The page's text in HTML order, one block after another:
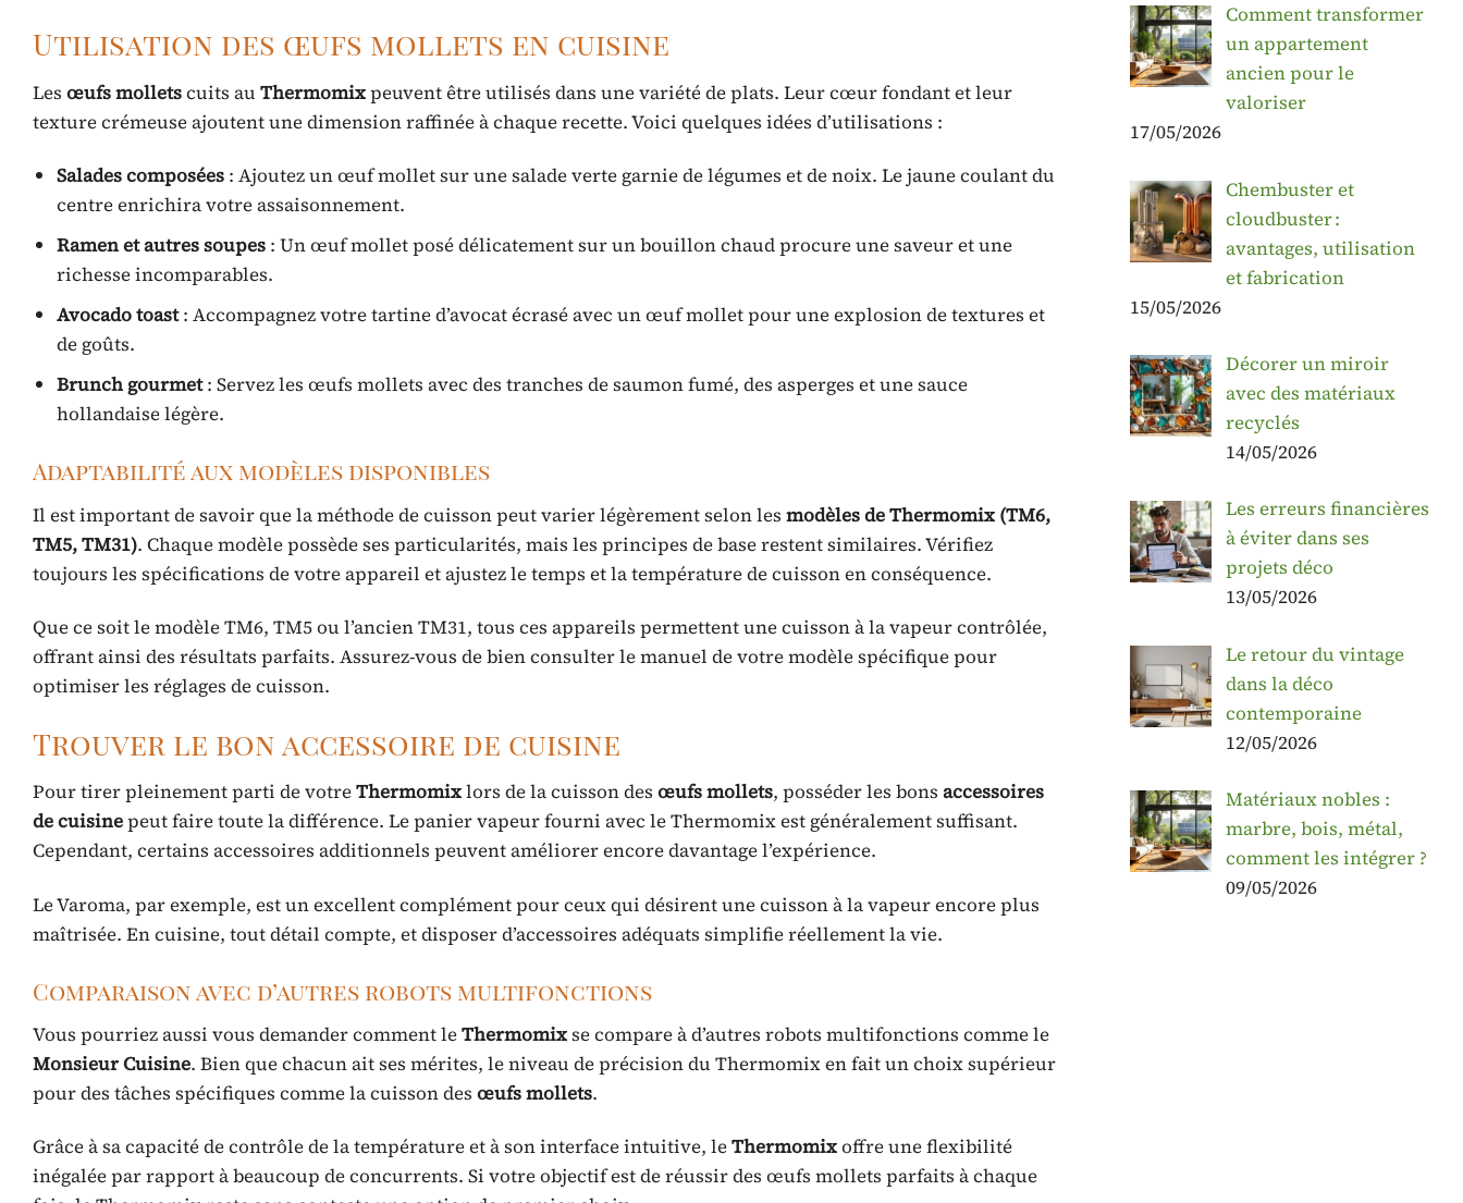
Utilisation des œufs mollets en cuisine
Les œufs molletscuits au Thermomixpeuvent être utilisés dans une variété de plats. Leur cœur fondant et leur
texture crémeuse ajoutent une dimension raffinée à chaque recette. Voici quelques idées d’utilisations :
Salades composées : Ajoutez un œuf mollet sur une salade verte garnie de légumes et de noix. Le jaune coulant du
centre enrichira votre assaisonnement.
Ramen et autres soupes : Un œuf mollet posé délicatement sur un bouillon chaud procure une saveur et une
richesse incomparables.
Avocado toast: Accompagnez votre tartine d’avocat écrasé avec un œuf mollet pour une explosion de textures et
de goûts.
Brunch gourmet: Servez les œufs mollets avec des tranches de saumon fumé, des asperges et une sauce
hollandaise légère.
Adaptabilité aux modèles disponibles
Il est important de savoir que la méthode de cuisson peut varier légèrement selon les modèles de Thermomix (TM6,
TM5, TM31). Chaque modèle possède ses particularités, mais les principes de base restent similaires. Vérifiez
toujours les spécifications de votre appareil et ajustez le temps et la température de cuisson en conséquence.
Que ce soit le modèle TM6, TM5 ou l’ancien TM31, tous ces appareils permettent une cuisson à la vapeur contrôlée,
offrant ainsi des résultats parfaits. Assurez-vous de bien consulter le manuel de votre modèle spécifique pour
optimiser les réglages de cuisson.
Trouver le bon accessoire de cuisine
Pour tirer pleinement parti de votreThermomixlors de la cuisson des œufs mollets, posséder les bons accessoires
de cuisinepeut faire toute la différence. Le panier vapeur fourni avec le Thermomix est généralement suffisant.
Cependant, certains accessoires additionnels peuvent améliorer encore davantage l’expérience.
Le Varoma, par exemple, est un excellent complément pour ceux qui désirent une cuisson à la vapeur encore plus
maîtrisée. En cuisine, tout détail compte, et disposer d’accessoires adéquats simplifie réellement la vie.
Comparaison avec d’autres robots multifonctions
Vous pourriez aussi vous demander comment leThermomixse compare à d’autres robots multifonctions comme le
Monsieur Cuisine. Bien que chacun ait ses mérites, le niveau de précision du Thermomix en fait un choix supérieur
pour des tâches spécifiques comme la cuisson des œufs mollets.
Grâce à sa capacité de contrôle de la température et à son interface intuitive, leThermomixoffre une flexibilité
inégalée par rapport à beaucoup de concurrents. Si votre objectif est de réussir des œufs mollets parfaits à chaque
Comment transformer
un appartement
ancien pour le
valoriser
17/05/2026
Chembuster et
cloudbuster :
avantages, utilisation
et fabrication
15/05/2026
Décorer un miroir
avec des matériaux
recyclés
14/05/2026
Les erreurs financières
à éviter dans ses
projets déco
13/05/2026
Le retour du vintage
dans la déco
contemporaine
12/05/2026
Matériaux nobles :
marbre, bois, métal,
comment les intégrer ?
09/05/2026